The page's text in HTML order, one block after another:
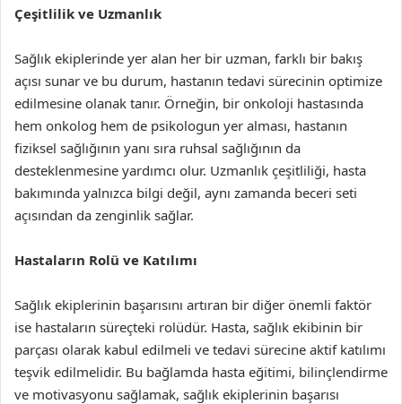
Çeşitlilik ve Uzmanlık
Sağlık ekiplerinde yer alan her bir uzman, farklı bir bakış
açısı sunar ve bu durum, hastanın tedavi sürecinin optimize
edilmesine olanak tanır. Örneğin, bir onkoloji hastasında
hem onkolog hem de psikologun yer alması, hastanın
fiziksel sağlığının yanı sıra ruhsal sağlığının da
desteklenmesine yardımcı olur. Uzmanlık çeşitliliği, hasta
bakımında yalnızca bilgi değil, aynı zamanda beceri seti
açısından da zenginlik sağlar.
Hastaların Rolü ve Katılımı
Sağlık ekiplerinin başarısını artıran bir diğer önemli faktör
ise hastaların süreçteki rolüdür. Hasta, sağlık ekibinin bir
parçası olarak kabul edilmeli ve tedavi sürecine aktif katılımı
teşvik edilmelidir. Bu bağlamda hasta eğitimi, bilinçlendirme
ve motivasyonu sağlamak, sağlık ekiplerinin başarısı